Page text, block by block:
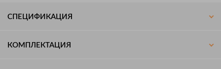
СПЕЦИФИКАЦИЯ
КОМПЛЕКТАЦИЯ